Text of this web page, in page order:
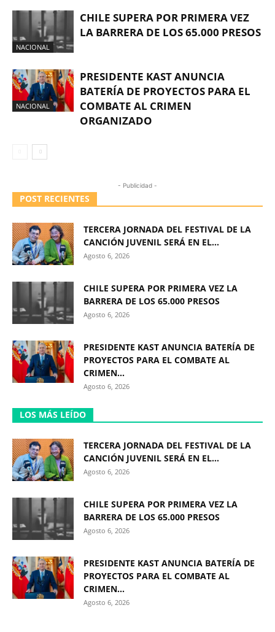
NACIONAL
CHILE SUPERA POR PRIMERA VEZ
LA BARRERA DE LOS 65.000 PRESOS
NACIONAL
PRESIDENTE KAST ANUNCIA
BATERÍA DE PROYECTOS PARA EL
COMBATE AL CRIMEN
ORGANIZADO
- Publicidad -
POST RECIENTES
TERCERA JORNADA DEL FESTIVAL DE LA
CANCIÓN JUVENIL SERÁ EN EL...
Agosto 6, 2026
CHILE SUPERA POR PRIMERA VEZ LA
BARRERA DE LOS 65.000 PRESOS
Agosto 6, 2026
PRESIDENTE KAST ANUNCIA BATERÍA DE
PROYECTOS PARA EL COMBATE AL
CRIMEN...
Agosto 6, 2026
LOS MÁS LEÍDO
TERCERA JORNADA DEL FESTIVAL DE LA
CANCIÓN JUVENIL SERÁ EN EL...
Agosto 6, 2026
CHILE SUPERA POR PRIMERA VEZ LA
BARRERA DE LOS 65.000 PRESOS
Agosto 6, 2026
PRESIDENTE KAST ANUNCIA BATERÍA DE
PROYECTOS PARA EL COMBATE AL
CRIMEN...
Agosto 6, 2026